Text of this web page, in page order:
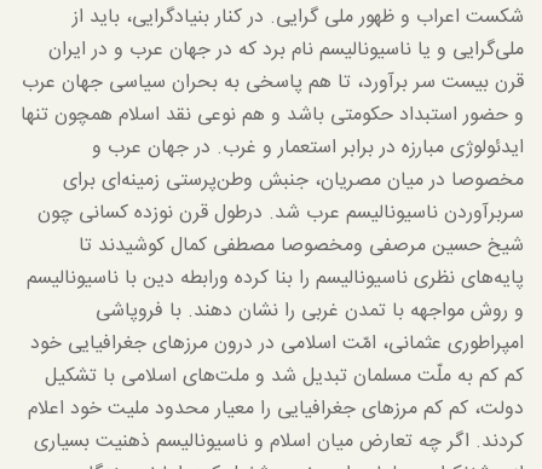
شکست اعراب و ظهور ملی گرایی. در کنار بنیادگرایی، باید از
ملی‌گرایی و یا ناسیونالیسم نام برد که در جهان عرب و در ایران
قرن بیست سر برآورد، تا هم پاسخی به بحران سیاسی جهان عرب
و حضور استبداد حکومتی باشد و هم نوعی نقد اسلام همچون تنها
ایدئولوژی مبارزه در برابر استعمار و غرب. در جهان عرب و
مخصوصا در میان مصریان، جنبش وطن‌پرستی زمینه‌ای برای
سربرآوردن ناسیونالیسم عرب شد. درطول قرن نوزده کسانی چون
شیخ حسین مرصفی ومخصوصا مصطفی کمال کوشیدند تا
پایه‌های نظری ناسیونالیسم را بنا کرده ورابطه دین با ناسیونالیسم
و روش مواجهه با تمدن غربی را نشان دهند. با فروپاشی
امپراطوری عثمانی، امّت اسلامی در درون مرزهای جغرافیایی خود
کم کم به ملّت مسلمان تبدیل شد و ملت‌های اسلامی با تشکیل
دولت، کم کم مرزهای جغرافیایی را معیار محدود ملیت خود اعلام
کردند. اگر چه تعارض میان اسلام و ناسیونالیسم ذهنیت بسیاری